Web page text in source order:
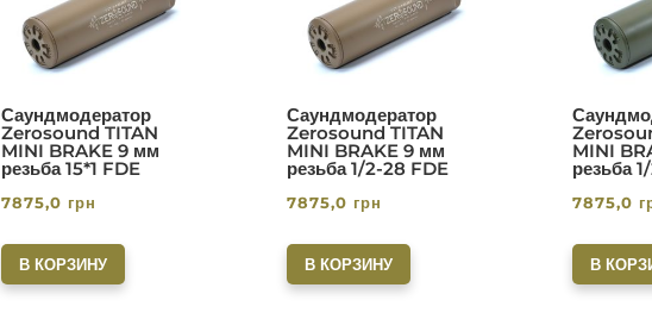
Саундмодератор
Zerosound TITAN
MINI BRAKE 9 мм
резьба 15*1 FDE
7875,0 грн
В КОРЗИНУ
Саундмодератор
Zerosound TITAN
MINI BRAKE 9 мм
резьба 1/2-28 FDE
7875,0 грн
В КОРЗИНУ
MINI
резьба
7875,0
В